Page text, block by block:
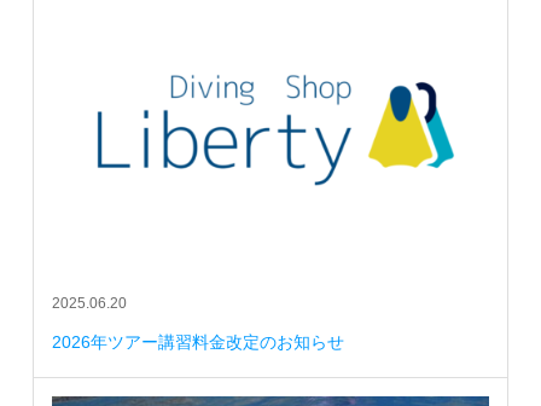
2025.06.20
2026年ツアー講習料金改定のお知らせ